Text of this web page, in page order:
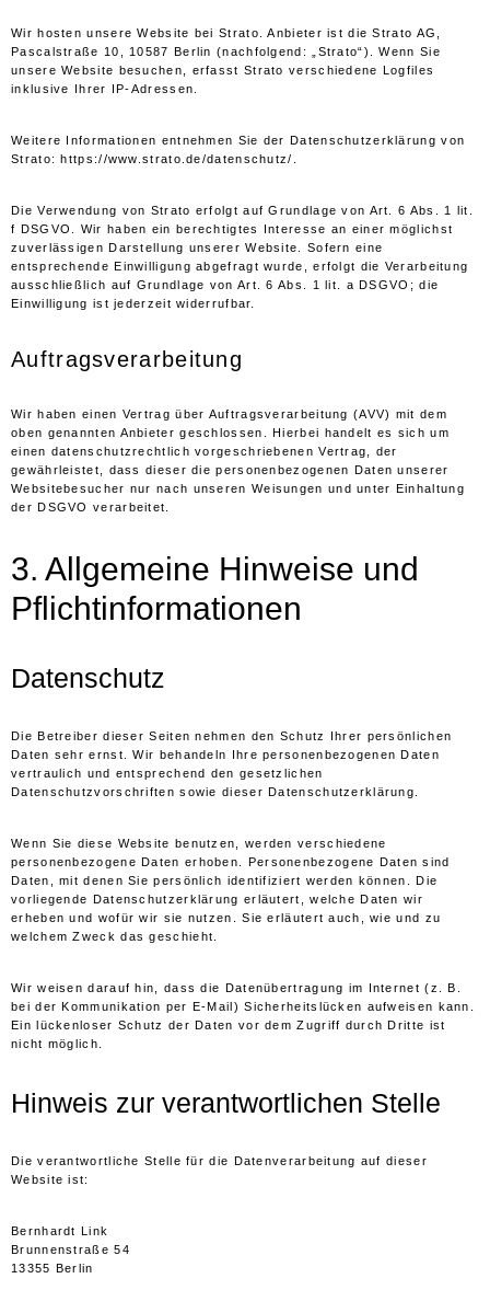
Wir hosten unsere Website bei Strato. Anbieter ist die Strato AG,
Pascalstraße 10, 10587 Berlin (nachfolgend: „Strato“). Wenn Sie
unsere Website besuchen, erfasst Strato verschiedene Logfiles
inklusive Ihrer IP-Adressen.
Weitere Informationen entnehmen Sie der Datenschutzerklärung von
Strato:https://www.strato.de/datenschutz/
Die Verwendung von Strato erfolgt auf Grundlage von Art. 6 Abs. 1 lit.
f DSGVO. Wir haben ein berechtigtes Interesse an einer möglichst
zuverlässigen Darstellung unserer Website. Sofern eine
entsprechende Einwilligung abgefragt wurde, erfolgt die Verarbeitung
ausschließlich auf Grundlage von Art. 6 Abs. 1 lit. a DSGVO; die
Einwilligung ist jederzeit widerrufbar.
Auftragsverarbeitung
Wir haben einen Vertrag über Auftragsverarbeitung (AVV) mit dem
oben genannten Anbieter geschlossen. Hierbei handelt es sich um
einen datenschutzrechtlich vorgeschriebenen Vertrag, der
gewährleistet, dass dieser die personenbezogenen Daten unserer
Websitebesucher nur nach unseren Weisungen und unter Einhaltung
der DSGVO verarbeitet.
3. Allgemeine Hinweise und
Pflicht­informationen
Datenschutz
Die Betreiber dieser Seiten nehmen den Schutz Ihrer persönlichen
Daten sehr ernst. Wir behandeln Ihre personenbezogenen Daten
vertraulich und entsprechend den gesetzlichen
Datenschutzvorschriften sowie dieser Datenschutzerklärung.
Wenn Sie diese Website benutzen, werden verschiedene
personenbezogene Daten erhoben. Personenbezogene Daten sind
Daten, mit denen Sie persönlich identifiziert werden können. Die
vorliegende Datenschutzerklärung erläutert, welche Daten wir
erheben und wofür wir sie nutzen. Sie erläutert auch, wie und zu
welchem Zweck das geschieht.
Wir weisen darauf hin, dass die Datenübertragung im Internet (z. B.
bei der Kommunikation per E-Mail) Sicherheitslücken aufweisen kann.
Ein lückenloser Schutz der Daten vor dem Zugriff durch Dritte ist
nicht möglich.
Hinweis zur verantwortlichen Stelle
Die verantwortliche Stelle für die Datenverarbeitung auf dieser
Website ist:
Bernhardt Link
Brunnenstraße 54
13355 Berlin